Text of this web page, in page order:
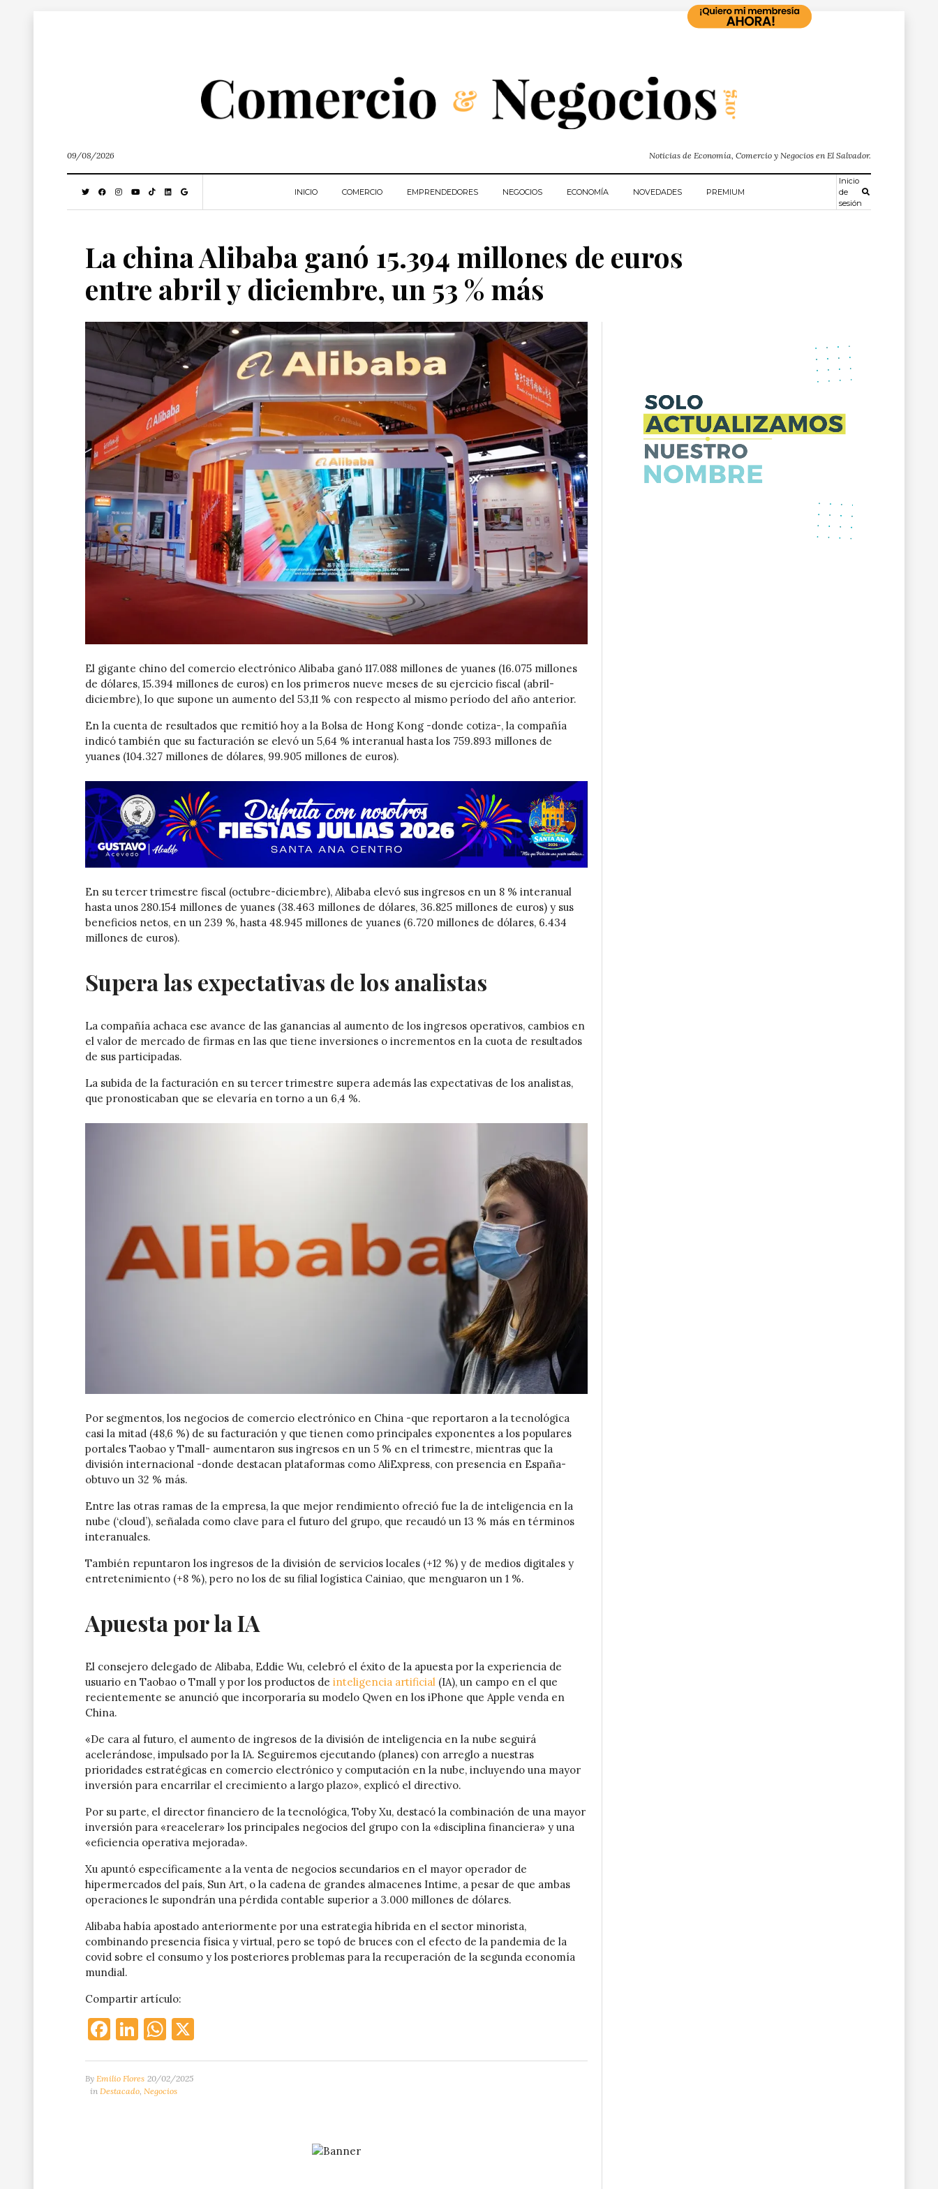
09/08/2026 Noticias de Economía, Comercio y Negocios en El Salvador.
INICIO COMERCIO EMPRENDEDORES NEGOCIOS ECONOMÍA NOVEDADES PREMIUM
Inicio
de
sesión
La china Alibaba ganó 15.394 millones de euros
entre abril y diciembre, un 53 % más
El gigante chino del comercio electrónico Alibaba ganó 117.088 millones de yuanes (16.075 millones
de dólares, 15.394 millones de euros) en los primeros nueve meses de su ejercicio fiscal (abril-
diciembre), lo que supone un aumento del 53,11 % con respecto al mismo período del año anterior.
En la cuenta de resultados que remitió hoy a la Bolsa de Hong Kong -donde cotiza-, la compañía
indicó también que su facturación se elevó un 5,64 % interanual hasta los 759.893 millones de
yuanes (104.327 millones de dólares, 99.905 millones de euros).
En su tercer trimestre fiscal (octubre-diciembre), Alibaba elevó sus ingresos en un 8 % interanual
hasta unos 280.154 millones de yuanes (38.463 millones de dólares, 36.825 millones de euros) y sus
beneficios netos, en un 239 %, hasta 48.945 millones de yuanes (6.720 millones de dólares, 6.434
millones de euros).
Supera las expectativas de los analistas
La compañía achaca ese avance de las ganancias al aumento de los ingresos operativos, cambios en
el valor de mercado de firmas en las que tiene inversiones o incrementos en la cuota de resultados
de sus participadas.
La subida de la facturación en su tercer trimestre supera además las expectativas de los analistas,
que pronosticaban que se elevaría en torno a un 6,4 %.
Por segmentos, los negocios de comercio electrónico en China -que reportaron a la tecnológica
casi la mitad (48,6 %) de su facturación y que tienen como principales exponentes a los populares
portales Taobao y Tmall- aumentaron sus ingresos en un 5 % en el trimestre, mientras que la
división internacional -donde destacan plataformas como AliExpress, con presencia en España-
obtuvo un 32 % más.
Entre las otras ramas de la empresa, la que mejor rendimiento ofreció fue la de inteligencia en la
nube (‘cloud’), señalada como clave para el futuro del grupo, que recaudó un 13 % más en términos
interanuales.
También repuntaron los ingresos de la división de servicios locales (+12 %) y de medios digitales y
entretenimiento (+8 %), pero no los de su filial logística Cainiao, que menguaron un 1 %.
Apuesta por la IA
El consejero delegado de Alibaba, Eddie Wu, celebró el éxito de la apuesta por la experiencia de
usuario en Taobao o Tmall y por los productos de inteligencia artificial (IA), un campo en el que
recientemente se anunció que incorporaría su modelo Qwen en los iPhone que Apple venda en
China.
«De cara al futuro, el aumento de ingresos de la división de inteligencia en la nube seguirá
acelerándose, impulsado por la IA. Seguiremos ejecutando (planes) con arreglo a nuestras
prioridades estratégicas en comercio electrónico y computación en la nube, incluyendo una mayor
inversión para encarrilar el crecimiento a largo plazo», explicó el directivo.
Por su parte, el director financiero de la tecnológica, Toby Xu, destacó la combinación de una mayor
inversión para «reacelerar» los principales negocios del grupo con la «disciplina financiera» y una
«eficiencia operativa mejorada».
Xu apuntó específicamente a la venta de negocios secundarios en el mayor operador de
hipermercados del país, Sun Art, o la cadena de grandes almacenes Intime, a pesar de que ambas
operaciones le supondrán una pérdida contable superior a 3.000 millones de dólares.
Alibaba había apostado anteriormente por una estrategia híbrida en el sector minorista,
combinando presencia física y virtual, pero se topó de bruces con el efecto de la pandemia de la
covid sobre el consumo y los posteriores problemas para la recuperación de la segunda economía
mundial.
Compartir artículo:
Facebook
LinkedIn
WhatsApp
By Emilio Flores 20/02/2025
in Destacado, Negocios